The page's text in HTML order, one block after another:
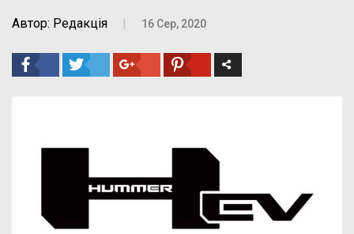
Автор: Редакція 16 Сер, 2020